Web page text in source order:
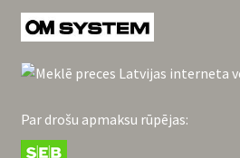
Par drošu apmaksu rūpējas: